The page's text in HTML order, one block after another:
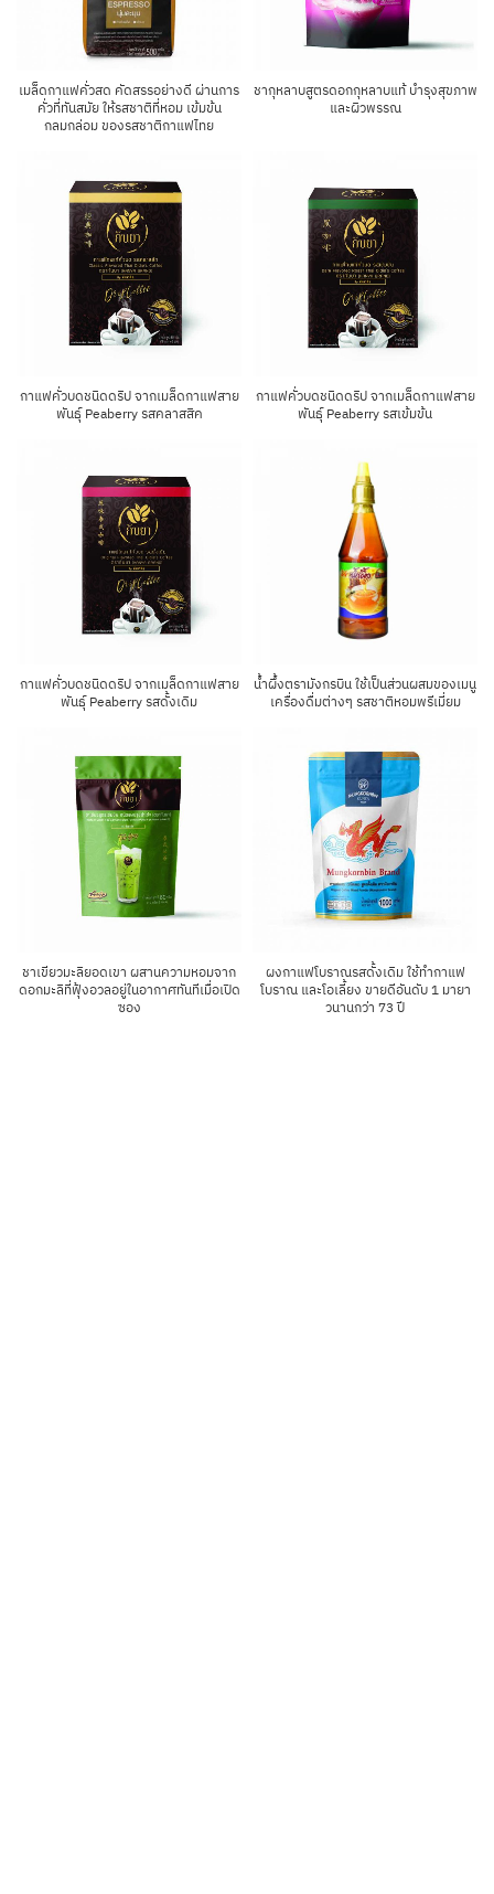
เมล็ดกาแฟคั่วสด คัดสรรอย่างดี ผ่านการ
คั่วที่ทันสมัย ให้รสชาติที่หอม เข้มข้น
กลมกล่อม ของรสชาติกาแฟไทย
ชากุหลาบสูตรดอกกุหลาบแท้ บํารุงสุขภาพ
และผิวพรรณ
กาแฟคั่วบดชนิดดริป จากเมล็ดกาแฟสาย
พันธุ์ Peaberry รสคลาสสิค
กาแฟคั่วบดชนิดดริป จากเมล็ดกาแฟสาย
พันธุ์ Peaberry รสเข้มข้น
กาแฟคั่วบดชนิดดริป จากเมล็ดกาแฟสาย
พันธุ์ Peaberry รสดั้งเดิม
น้ำผึ้งตรามังกรบิน ใช้เป็นส่วนผสมของเมนู
เครื่องดื่มต่างๆ รสชาติหอมพรีเมี่ยม
ชาเขียวมะลิยอดเขา ผสานความหอมจาก
ดอกมะลิที่ฟุ้งอวลอยู่ในอากาศทันทีเมื่อเปิด
ซอง
ผงกาแฟโบราณรสดั้งเดิม ใช้ทำกาแฟ
โบราณ และโอเลี้ยง ขายดีอันดับ 1 มายา
วนานกว่า 73 ปี